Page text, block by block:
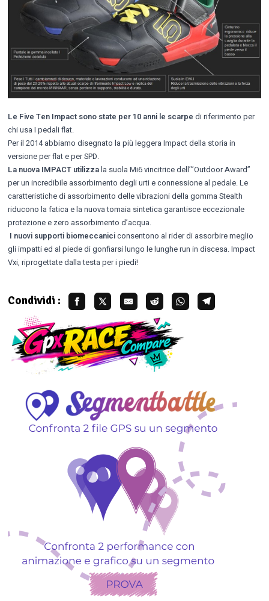
Le Five Ten Impact sono state per 10 anni le scarpe di riferimento per
chi usa I pedali flat.
Per il 2014 abbiamo disegnato la più leggera Impact della storia in
versione per flat e per SPD.
La nuova IMPACT utilizzala suola Mi6 vincitrice dell’”Outdoor Award”
per un incredibile assorbimento degli urti e connessione al pedale. Le
caratteristiche di assorbimento delle vibrazioni della gomma Stealth
riducono la fatica e la nuova tomaia sintetica garantisce eccezionale
protezione e zero assorbimento d’acqua.
I nuovi supporti biomeccaniciconsentono al rider di assorbire meglio
gli impatti ed al piede di gonfiarsi lungo le lunghe run in discesa. Impact
Vxi, riprogettate dalla testa per i piedi!
Condividi :